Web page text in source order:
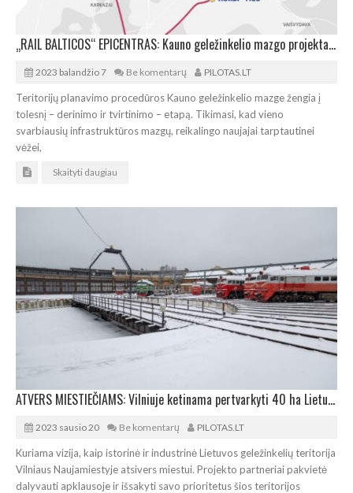
„RAIL BALTICOS“ EPICENTRAS: Kauno geležinkelio mazgo projektas žengia į priekį
2023 balandžio 7 Be komentarų PILOTAS.LT
Teritorijų planavimo procedūros Kauno geležinkelio mazge žengia į
tolesnį – derinimo ir tvirtinimo – etapą. Tikimasi, kad vieno
svarbiausių infrastruktūros mazgų, reikalingo naujajai tarptautinei
vėžei,
Skaityti daugiau
ATVERS MIESTIEČIAMS: Vilniuje ketinama pertvarkyti 40 ha Lietuvos geležinkelių teritorijos
2023 sausio 20 Be komentarų PILOTAS.LT
Kuriama vizija, kaip istorinė ir industrinė Lietuvos geležinkelių teritorija
Vilniaus Naujamiestyje atsivers miestui. Projekto partneriai pakvietė
dalyvauti apklausoje ir išsakyti savo prioritetus šios teritorijos